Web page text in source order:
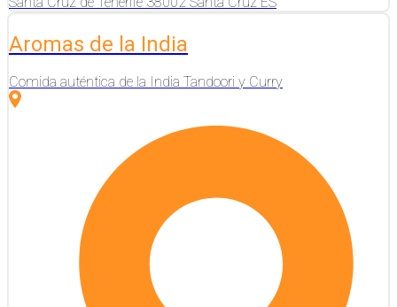
Aromas de la India
Comida auténtica de la India Tandoori y Curry